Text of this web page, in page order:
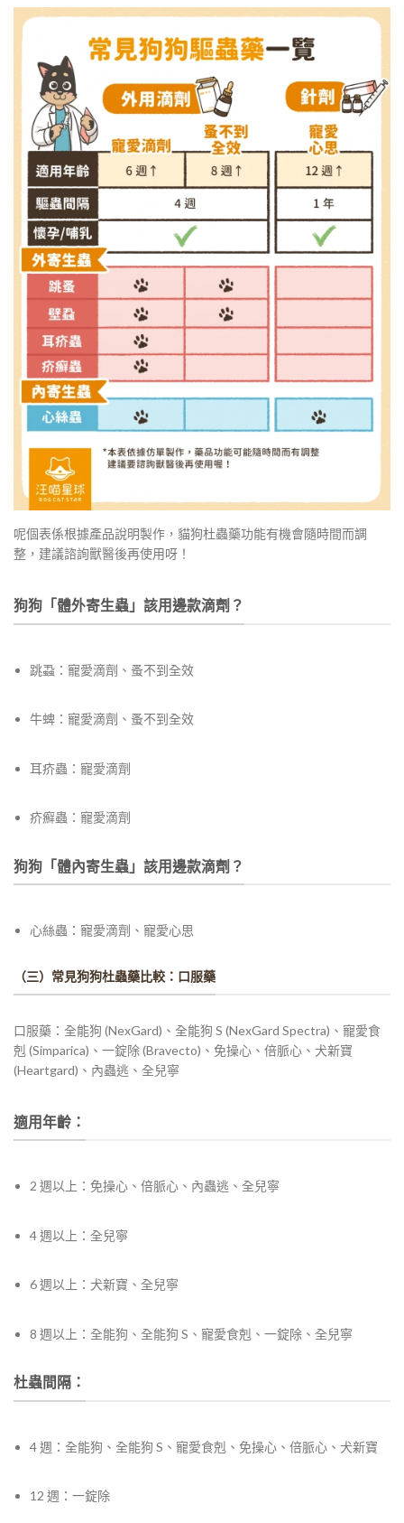
呢個表係根據產品說明製作，貓狗杜蟲藥功能有機會隨時間而調
整，建議諮詢獸醫後再使用呀！
狗狗「體外寄生蟲」該用邊款滴劑？
跳蝨：寵愛滴劑、蚤不到全效
牛蜱：寵愛滴劑、蚤不到全效
耳疥蟲：寵愛滴劑
疥癬蟲：寵愛滴劑
狗狗「體內寄生蟲」該用邊款滴劑？
心絲蟲：寵愛滴劑、寵愛心思
（三）常見狗狗杜蟲藥比較：口服藥
口服藥：全能狗 (NexGard)、全能狗 S (NexGard Spectra)、 寵愛食
剋 (Simparica)、一錠除 (Bravecto)、免操心、倍脈心、犬新寶
(Heartgard)、內蟲逃、全兒寧
適用年齡：
2 週以上： 免操心、倍脈心、內蟲逃、全兒寧
4 週以上：全兒寧
6 週以上：犬新寶、全兒寧
8 週以上：全能狗、全能狗 S、寵愛食剋、一錠除、全兒寧
杜蟲間隔：
4 週：全能狗、全能狗 S、寵愛食剋、免操心、倍脈心、犬新寶
12 週：一錠除